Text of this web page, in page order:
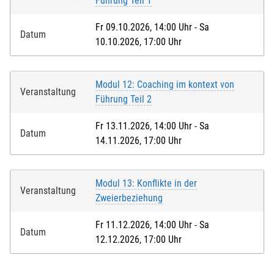
Datum
Fr 09.10.2026, 14:00 Uhr - Sa
10.10.2026, 17:00 Uhr
Veranstaltung
Modul 12: Coaching im kontext von
Führung Teil 2
Datum
Fr 13.11.2026, 14:00 Uhr - Sa
14.11.2026, 17:00 Uhr
Veranstaltung
Modul 13: Konflikte in der
Zweierbeziehung
Datum
Fr 11.12.2026, 14:00 Uhr - Sa
12.12.2026, 17:00 Uhr